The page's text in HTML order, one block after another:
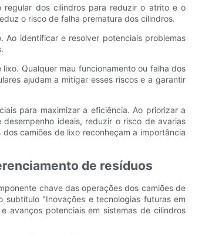
regular dos cilindros para reduzir o atrito e o
o risco de falha prematura dos cilindros.
Ao identificar e resolver potenciais problemas
Qualquer mau funcionamento ou falha dos
ajudam a mitigar esses riscos e a garantir
para maximizar a eficiência. Ao priorizar a
ideais, reduzir o risco de avarias
camiões de lixo reconheçam a importância
de resíduos
chave das operações dos camiões de
"Inovações e tecnologias futuras em
avanços potenciais em sistemas de cilindros